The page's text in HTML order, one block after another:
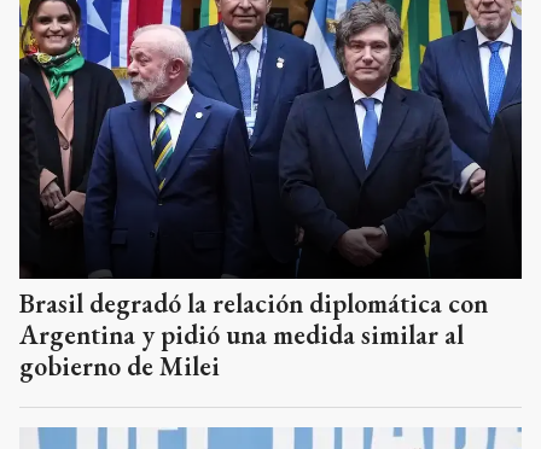
Brasil degradó la relación diplomática con
Argentina y pidió una medida similar al
gobierno de Milei